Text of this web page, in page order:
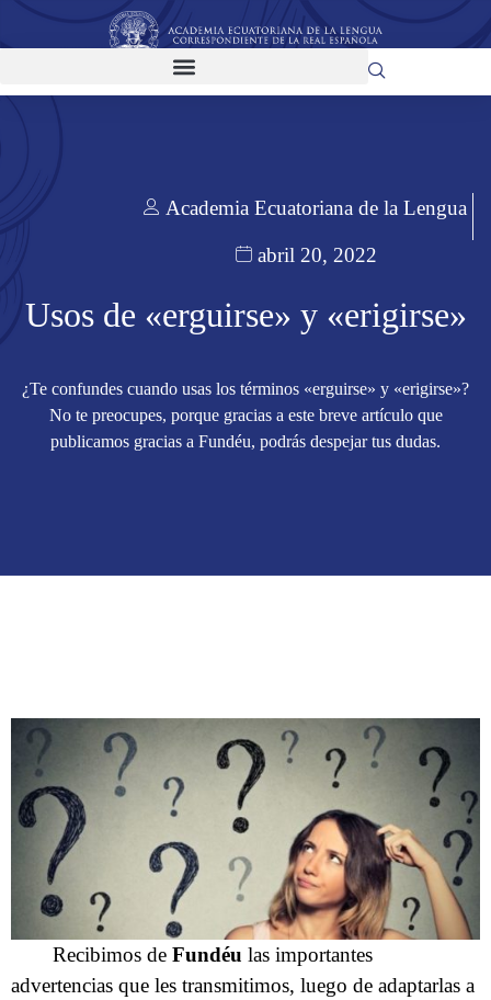
Academia Ecuatoriana de la Lengua
abril 20, 2022
Usos de «erguirse» y «erigirse»
¿Te confundes cuando usas los términos «erguirse» y «erigirse»?
No te preocupes, porque gracias a este breve artículo que
publicamos gracias a Fundéu, podrás despejar tus dudas.
Recibimos deFundéu las importantes
advertencias que les transmitimos, luego de adaptarlas a